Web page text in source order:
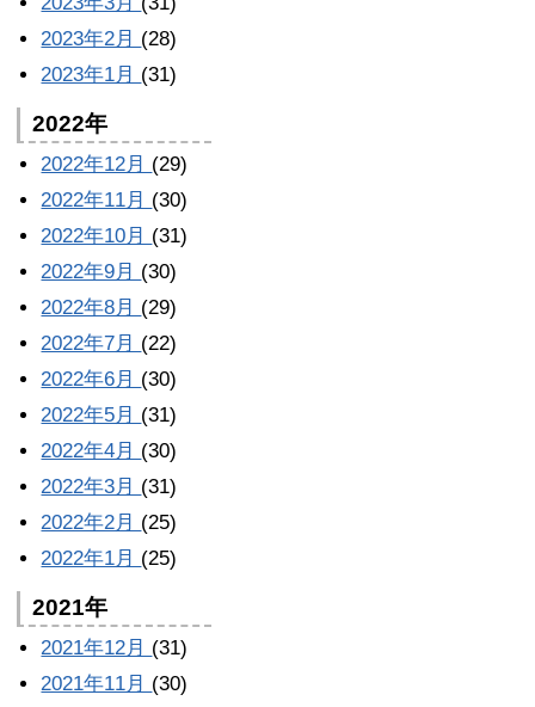
2023年2月 (28)
2023年1月 (31)
2022年
2022年12月 (29)
2022年11月 (30)
2022年10月 (31)
2022年9月 (30)
2022年8月 (29)
2022年7月 (22)
2022年6月 (30)
2022年5月 (31)
2022年4月 (30)
2022年3月 (31)
2022年2月 (25)
2022年1月 (25)
2021年
2021年12月 (31)
2021年11月 (30)